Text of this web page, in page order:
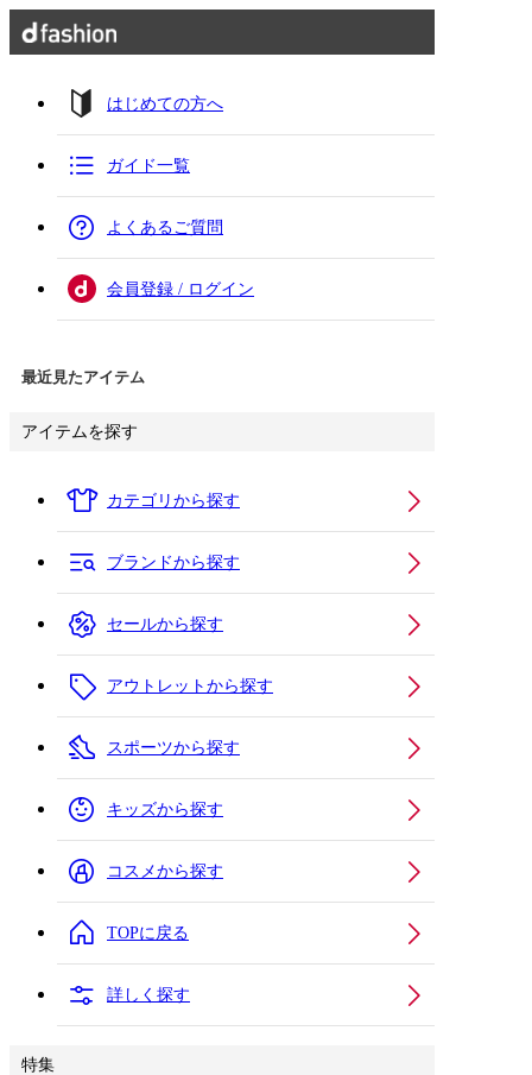
はじめての方へ
ガイド一覧
よくあるご質問
会員登録 / ログイン
最近見たアイテム
アイテムを探す
カテゴリから探す
ブランドから探す
セールから探す
アウトレットから探す
スポーツから探す
キッズから探す
コスメから探す
TOPに戻る
詳しく探す
特集